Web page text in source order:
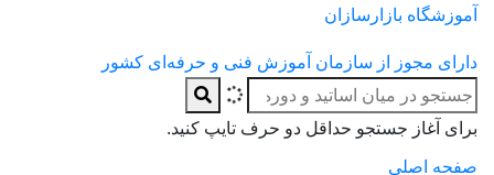
بازارسازان
مجوز از سازمان آموزش فنی و حرفه‌ای کشور
آغاز جستجو حداقل دو حرف تایپ کنید.
اصلی